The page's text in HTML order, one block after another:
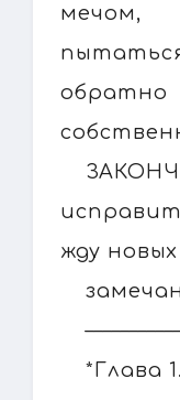
жду новых
*Глава